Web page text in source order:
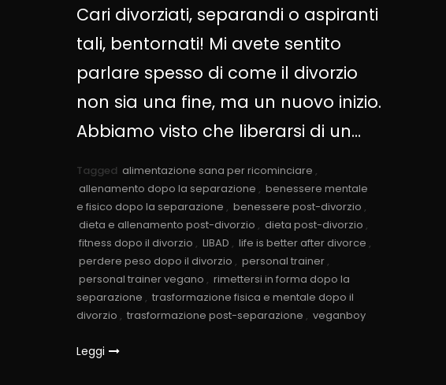
Cari divorziati, separandi o aspiranti
tali, bentornati! Mi avete sentito
parlare spesso di come il divorzio
non sia una fine, ma un nuovo inizio.
Abbiamo visto che liberarsi di un…
Tagged alimentazione sana per ricominciare ,
allenamento dopo la separazione , benessere mentale
e fisico dopo la separazione , benessere post-divorzio ,
dieta e allenamento post-divorzio , dieta post-divorzio ,
fitness dopo il divorzio , LIBAD , life is better after divorce ,
perdere peso dopo il divorzio , personal trainer ,
personal trainer vegano , rimettersi in forma dopo la
separazione , trasformazione fisica e mentale dopo il
divorzio , trasformazione post-separazione , veganboy
Leggi